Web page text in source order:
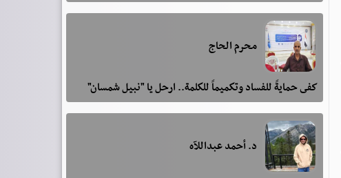
محرم الحاج
كفى حمايةً للفساد وتكميماً للكلمة.. ارحل يا "نبيل شمسان"
د. أحمد عبداللآه